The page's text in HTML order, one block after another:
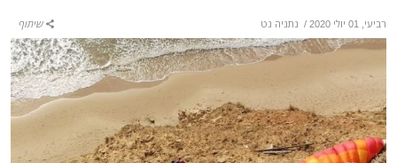
רביעי, 01 יולי 2020 / נתניה נט שיתוף